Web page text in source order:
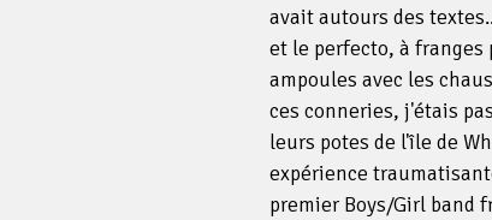
avait autours des
et le perfecto, à franges
ampoules avec les
ces conneries, j'étais
leurs potes de l'île de
expérience
premier Boys/Girl band